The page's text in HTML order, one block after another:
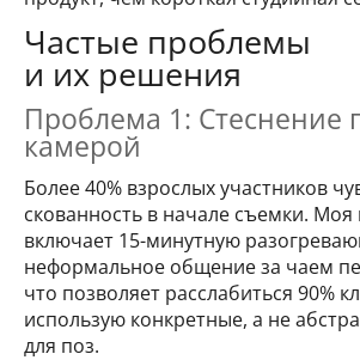
Частые проблемы
и их решения
Проблема 1: Стеснение
камерой
Более 40% взрослых участников
скованность в начале съемки. Моя
включает 15-минутную
неформальное общение за чаем
что позволяет расслабиться 90%
использую конкретные, а не
для поз.